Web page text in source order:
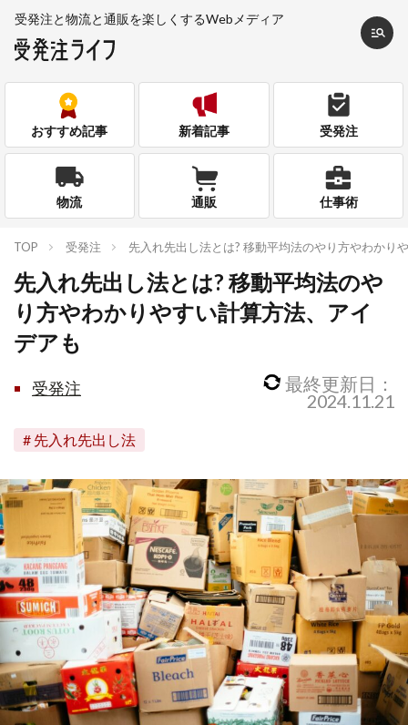
受発注と物流と通販を楽しくするWebメディア
おすすめ記事 新着記事 受発注
物流 通販 仕事術
TOP 受発注 先入れ先出し法とは? 移動平均法のやり方やわかり
先入れ先出し法とは? 移動平均法のや
り方やわかりやすい計算方法、アイ
デアも
受発注 最終更新日：
2024.11.21
先入れ先出し法